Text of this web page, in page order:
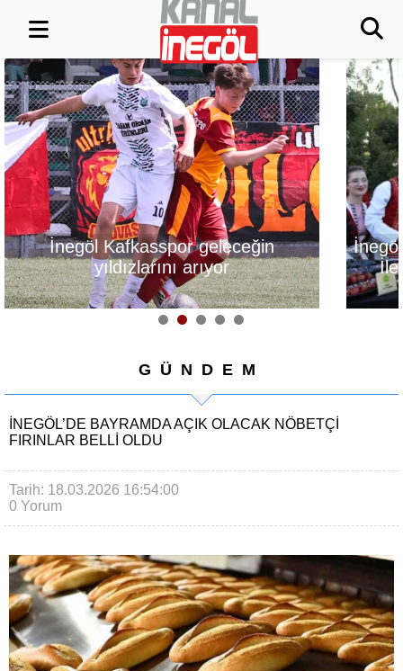
İnegöl, Gastronomi Festivali
İle Lezzetlerini Vitrine
Çıkarıyor
Alanyurt
Yapım
GÜNDEM
İNEGÖL’DE BAYRAMDA AÇIK OLACAK NÖBETÇI
FIRINLAR BELLI OLDU
Tarih: 18.03.2026 16:54:00
0 Yorum